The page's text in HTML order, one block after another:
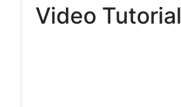
Video Tutorial